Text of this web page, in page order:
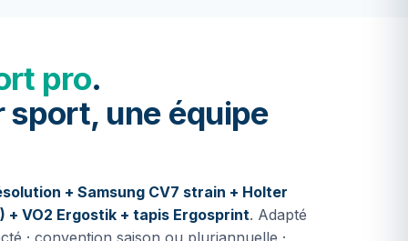
pro.
sport, une équipe
+ Samsung CV7 strain + Holter
VO2 Ergostik + tapis Ergosprint. Adapté
· convention saison ou pluriannuelle ·